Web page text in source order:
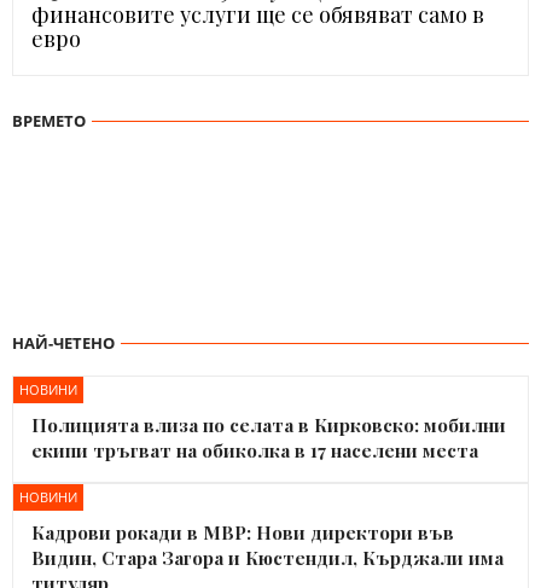
финансовите услуги ще се обявяват само в
евро
ВРЕМЕТО
НАЙ-ЧЕТЕНО
НОВИНИ
Полицията влиза по селата в Кирковско: мобилни
екипи тръгват на обиколка в 17 населени места
НОВИНИ
Кадрови рокади в МВР: Нови директори във
Видин, Стара Загора и Кюстендил, Кърджали има
титуляр